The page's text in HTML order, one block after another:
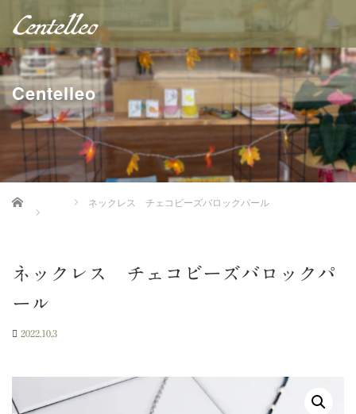
Centelleo
Home ネックレス チェコビーズバロックパール
ネックレス チェコビーズバロックパ
ール
2022.10.3